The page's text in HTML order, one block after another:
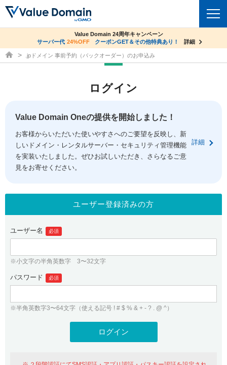
ドメイントップ
ドメイン移管
ドメイン価格一覧
ドメイン一括検索
.jpドメインオークション
gTLDオークション NEW!
.jpドメインバックオーダー
プレミアムドメイン
人気ドメインの種類
WHOIS検索
コアサーバー
バリューサーバー
XREA
セキュリティトップ
Value Domain ネットde診断
SSL証明書
サービストップ
お得意様割引
紹介制度
バリュードメインAPI
ドメイン・ホスティングOEM
facebook
ログイン
従来のバリュードメインをご利用希望の方
Value Domainにログイン
ユーザー登録
co.jpドメイン✕コアサーバーV2ビジネス応援キャンペーン
サーバー料金1年間無料
詳細
Value Domain 24周年キャンペーン
サーバー代 24%OFF クーポンGET＆その他特典あり！ 詳細
ドメイン取得ならバリュードメイン
.jpドメイン 事前予約（バックオーダー）のお申込み
ログイン
Value Domain Oneの提供を開始しました！
お客様からいただいた使いやすさへのご要望を反映し、新
しいドメイン・レンタルサーバー・セキュリティ管理機能
を実装いたしました。ぜひお試しいただき、さらなるご意
見をお寄せください。
詳細
ユーザー登録済みの方
ユーザー名 必須
※小文字の半角英数字 3〜32文字
パスワード 必須
※半角英数字3〜64文字（使える記号 ! # $ % & + - ? . @ ^）